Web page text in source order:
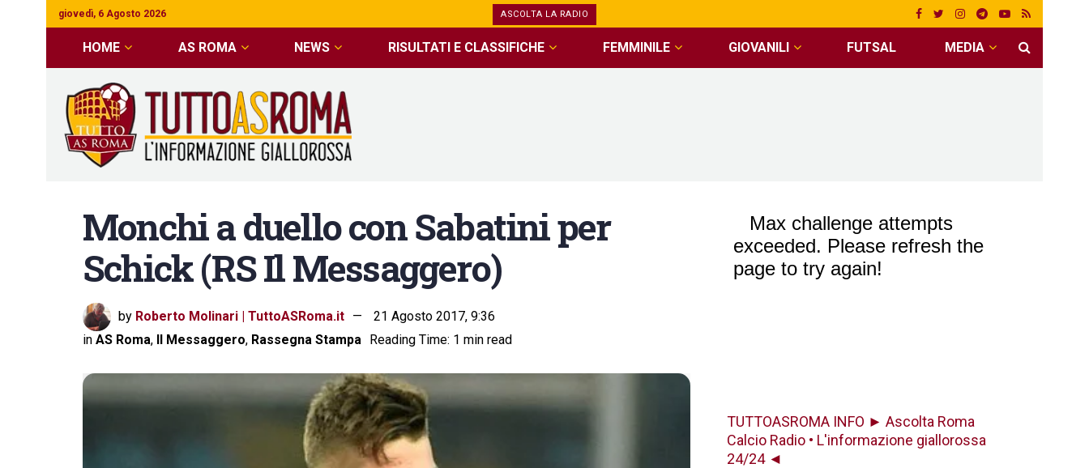
giovedì, 6 Agosto 2026 ASCOLTA LA RADIO
HOME AS ROMA NEWS RISULTATI E CLASSIFICHE FEMMINILE GIOVANILI FUTSAL MEDIA
Monchi a duello con Sabatini per
Schick (RS Il Messaggero)
by Roberto Molinari | TuttoASRoma.it
21 Agosto 2017, 9:36
in AS Roma, Il Messaggero, Rassegna Stampa Reading Time: 1 min read
TUTTOASROMA INFO ► Ascolta Roma
Calcio Radio • L'informazione giallorossa
24/24 ◄